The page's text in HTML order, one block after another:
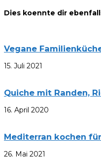
Dies koennte dir
Vegane
15. Juli 2021
Quiche mit Randen,
16. April 2020
Mediterran kochen
26. Mai 2021